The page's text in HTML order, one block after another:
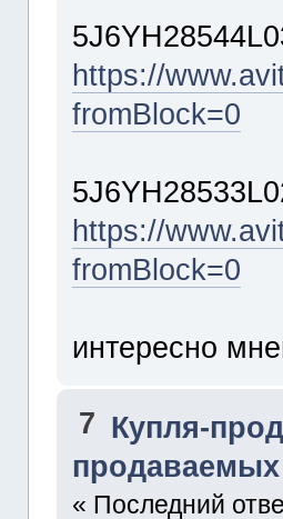
https://
fromBlock=0
https://
fromBlock=0
интересно
7 Купля-
« Последний